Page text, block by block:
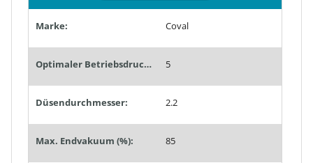
Marke: Coval
Optimaler Betriebsdruck (bar): 5
Düsendurchmesser: 2.2
Max. Endvakuum (%): 85